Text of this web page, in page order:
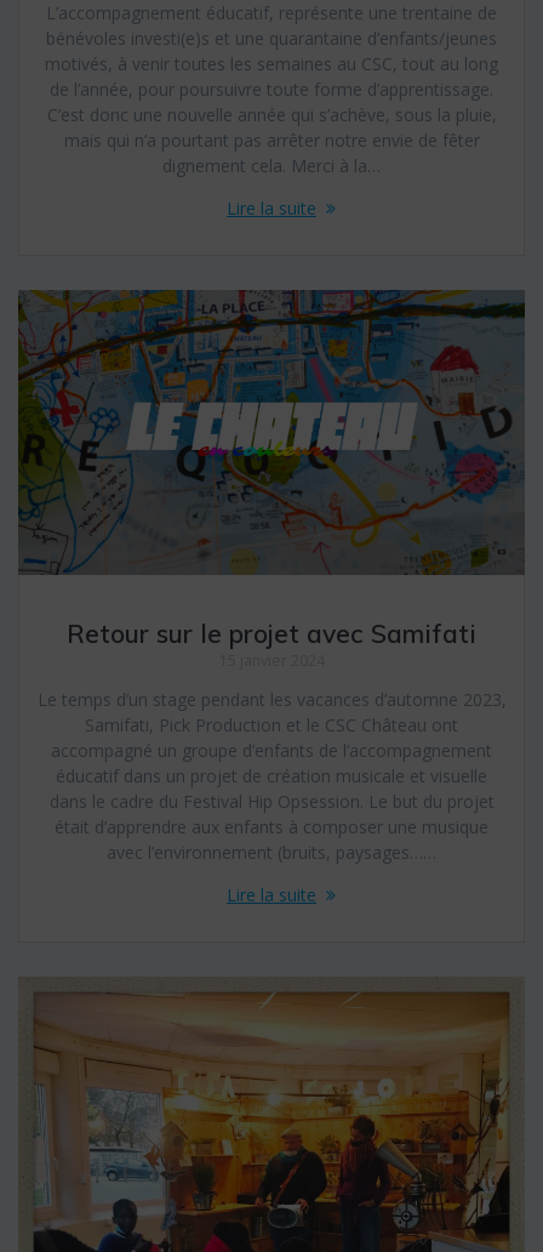
L’accompagnement éducatif, représente une trentaine de
bénévoles investi(e)s et une quarantaine d’enfants/jeunes
motivés, à venir toutes les semaines au CSC, tout au long
de l’année, pour poursuivre toute forme d’apprentissage.
C’est donc une nouvelle année qui s’achève, sous la pluie,
mais qui n’a pourtant pas arrêter notre envie de fêter
dignement cela. Merci à la…
Lire la suite
Retour sur le projet avec Samifati
Le temps d’un stage pendant les vacances d’automne 2023,
Samifati, Pick Production et le CSC Château ont
accompagné un groupe d’enfants de l’accompagnement
éducatif dans un projet de création musicale et visuelle
dans le cadre du Festival Hip Opsession. Le but du projet
était d’apprendre aux enfants à composer une musique
avec l’environnement (bruits, paysages……
Lire la suite